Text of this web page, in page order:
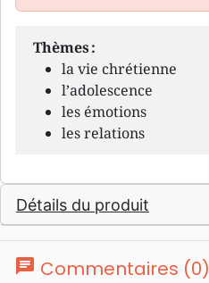
Thèmes :
la vie chrétienne
l’adolescence
les émotions
les relations
Détails du produit
chat Commentaires (0)